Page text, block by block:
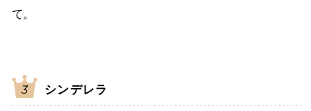
て。
シンデレラ